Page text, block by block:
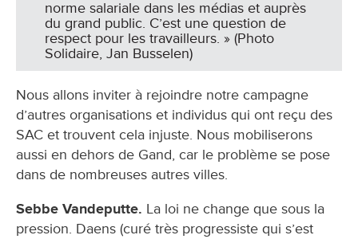
norme salariale dans les médias et auprès
du grand public. C’est une question de
respect pour les travailleurs. » (Photo
Solidaire, Jan Busselen)
Nous allons inviter à rejoindre notre campagne
d’autres organisations et individus qui ont reçu des
SAC et trouvent cela injuste. Nous mobiliserons
aussi en dehors de Gand, car le problème se pose
dans de nombreuses autres villes.
Sebbe Vandeputte. La loi ne change que sous la
pression. Daens (curé très progressiste qui s’est